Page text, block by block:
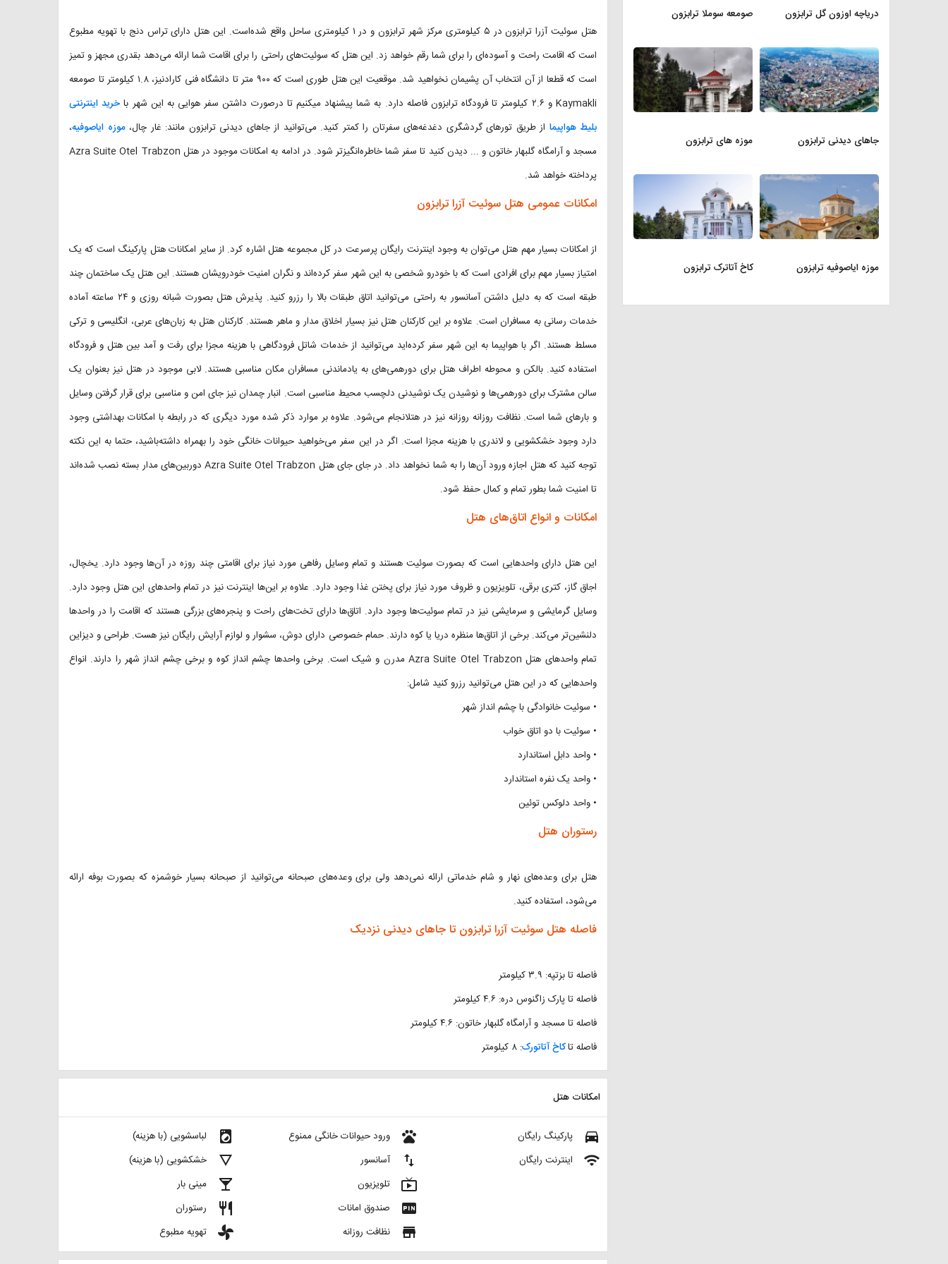
هتل سوئیت آزرا ترابزون در ۵ کیلومتری مرکز شهر ترابزون و در ۱ کیلومتری ساحل واقع شده‌است. این هتل دارای تراس دنج با تهویه مطبوع
است که اقامت راحت و آسوده‌ای را برای شما رقم خواهد زد. این هتل که سوئیت‌های راحتی را برای اقامت شما ارائه می‌دهد بقدری مجهز و تمیز
است که قطعا از آن انتخاب آن پشیمان نخواهید شد. موقعیت این هتل طوری است که ۹۰۰ متر تا دانشگاه فنی کارادنیز، ۱.۸ کیلومتر تا صومعه
Kaymakli و ۲.۶ کیلومتر تا فرودگاه ترابزون فاصله دارد. به شما پیشنهاد میکنیم تا درصورت داشتن سفر هوایی به این شهر با
خرید اینترنتی
بلیط هواپیما از طریق تورهای گردشگری دغدغه‌های سفرتان را کمتر کنید. می‌توانید از جاهای دیدنی ترابزون مانند: غار چال،موزه ایاصوفیه،
مسجد و آرامگاه گلبهار خاتون و ... دیدن کنید تا سفر شما خاطره‌انگیزتر شود. در ادامه به امکانات موجود در هتل Azra Suite Otel Trabzon
پرداخته خواهد شد.
امکانات عمومی هتل سوئیت آزرا ترابزون
از امکانات بسیار مهم هتل می‌توان به وجود اینترنت رایگان پرسرعت در کل مجموعه هتل اشاره کرد. از سایر امکانات هتل پارکینگ است که یک
امتیاز بسیار مهم برای افرادی است که با خودرو شخصی به این شهر سفر کرده‌اند و نگران امنیت خودرویشان هستند. این هتل یک ساختمان چند
طبقه است که به دلیل داشتن آسانسور به راحتی می‌توانید اتاق طبقات بالا را رزرو کنید. پذیرش هتل بصورت شبانه روزی و ۲۴ ساعته آماده
خدمات رسانی به مسافران است. علاوه بر این کارکنان هتل نیز بسیار اخلاق مدار و ماهر هستند. کارکنان هتل به زبان‌های عربی، انگلیسی و ترکی
مسلط هستند. اگر با هواپیما به این شهر سفر کرده‌اید می‌توانید از خدمات شاتل فرودگاهی با هزینه مجزا برای رفت و آمد بین هتل و فرودگاه
استفاده کنید. بالکن و محوطه اطراف هتل برای دورهمی‌های به یادماندنی مسافران مکان مناسبی هستند. لابی موجود در هتل نیز بعنوان یک
سالن مشترک برای دورهمی‌ها و نوشیدن یک نوشیدنی دلچسب محیط مناسبی است. انبار چمدان نیز جای امن و مناسبی برای قرار گرفتن وسایل
و بارهای شما است. نظافت روزانه روزانه نیز در هتلانجام می‌شود. علاوه بر موارد ذکر شده مورد دیگری که در رابطه با امکانات بهداشتی وجود
دارد وجود خشکشویی و لاندری با هزینه مجزا است. اگر در این سفر می‌خواهید حیوانات خانگی خود را بهمراه داشته‌باشید، حتما به این نکته
توجه کنید که هتل اجازه ورود آن‌ها را به شما نخواهد داد. در جای جای هتل Azra Suite Otel Trabzon دوربین‌های مدار بسته نصب شده‌اند
تا امنیت شما بطور تمام و کمال حفظ شود.
امکانات و انواع اتاق‌های هتل
این هتل دارای واحدهایی است که بصورت سوئیت هستند و تمام وسایل رفاهی مورد نیاز برای اقامتی چند روزه در آن‌ها وجود دارد. یخچال،
اجاق گاز، کتری برقی، تلویزیون و ظروف مورد نیاز برای پختن غذا وجود دارد. علاوه بر این‌ها اینترنت نیز در تمام واحدهای این هتل وجود دارد.
وسایل گرمایشی و سرمایشی نیز در تمام سوئیت‌ها وجود دارد. اتاق‌ها دارای تخت‌های راحت و پنجره‌های بزرگی هستند که اقامت را در واحدها
دلنشین‌تر می‌کند. برخی از اتاق‌ها منظره دریا یا کوه دارند. حمام خصوصی دارای دوش، سشوار و لوازم آرایش رایگان نیز هست. طراحی و دیزاین
تمام واحدهای هتل Azra Suite Otel Trabzon مدرن و شیک است. برخی واحدها چشم انداز کوه و برخی چشم انداز شهر را دارند. انواع
واحدهایی که در این هتل می‌توانید رزرو کنید شامل:
• سوئیت خانوادگی با چشم انداز شهر
• سوئیت با دو اتاق خواب
• واحد دابل استاندارد
• واحد یک نفره استاندارد
• واحد دلوکس توئین
رستوران هتل
هتل برای وعده‌های نهار و شام خدماتی ارائه نمی‌دهد ولی برای وعده‌های صبحانه می‌توانید از صبحانه بسیار خوشمزه که بصورت بوفه ارائه
می‌شود، استفاده کنید.
فاصله هتل سوئیت آزرا ترابزون تا جاهای دیدنی نزدیک
فاصله تا بزتپه: ۳.۹ کیلومتر
فاصله تا پارک زاگنوس دره: ۴.۶ کیلومتر
فاصله تا مسجد و آرامگاه گلبهار خاتون: ۴.۶ کیلومتر
فاصله تاکاخ آتاتورک: ۸ کیلومتر
امکانات هتل
local_laundry_service لباسشویی (با هزینه)
details خشکشویی (با هزینه)
local_bar مینی بار
restaurant رستوران
toys تهویه مطبوع
pets ورود حیوانات خانگی ممنوع
import_export آسانسور
live_tv تلویزیون
fiber_pin صندوق امانات
store نظافت روزانه
directions_car پارکینگ رایگان
wifi اینترنت رایگان
دریاچه اوزون گل ترابزون صومعه سوملا ترابزون
جاهای دیدنی ترابزون موزه های ترابزون
موزه ایاصوفیه ترابزون کاخ آتاترک ترابزون